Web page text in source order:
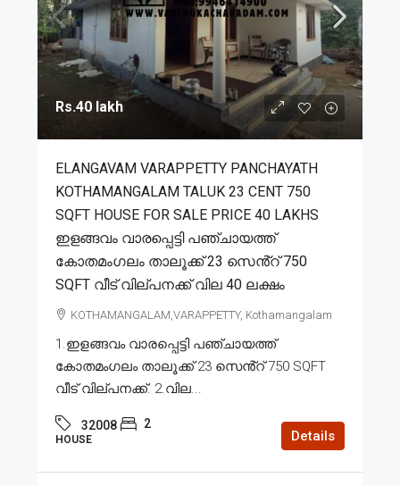
Rs.40 lakh
ELANGAVAM VARAPPETTY PANCHAYATH
KOTHAMANGALAM TALUK 23 CENT 750
SQFT HOUSE FOR SALE PRICE 40 LAKHS
ഇളങ്ങവം വാരപ്പെട്ടി പഞ്ചായത്ത്
കോതമംഗലം താലൂക്ക് 23 സെൻ്റ് 750
SQFT വീട് വില്പനക്ക് വില 40 ലക്ഷം
KOTHAMANGALAM,VARAPPETTY, Kothamangalam
1.ഇളങ്ങവം വാരപ്പെട്ടി പഞ്ചായത്ത്
കോതമംഗലം താലൂക്ക് 23 സെൻ്റ് 750 SQFT
വീട് വില്പനക്ക്. 2.വില...
32008 2
HOUSE Details